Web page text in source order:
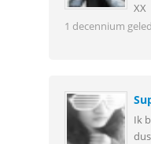
XX
1 decennium
Ik